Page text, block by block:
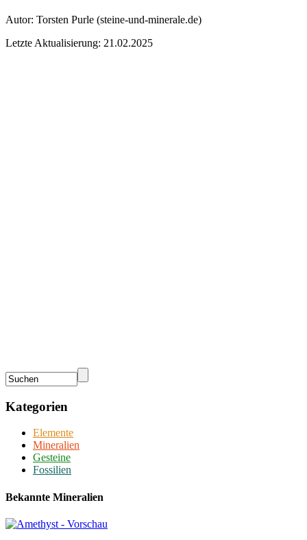
Autor: Torsten Purle (steine-und-minerale.de)
Letzte Aktualisierung: 21.02.2025
Kategorien
Elemente
Mineralien
Gesteine
Fossilien
Bekannte Mineralien